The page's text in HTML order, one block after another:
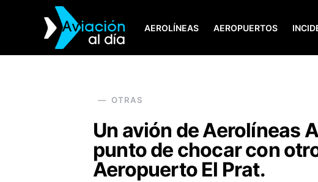
AEROLÍNEAS AEROPUERTOS
SEARCH FOR:
OTRAS
Un avión de Aerolíneas
punto de chocar con
Aeropuerto El Prat.